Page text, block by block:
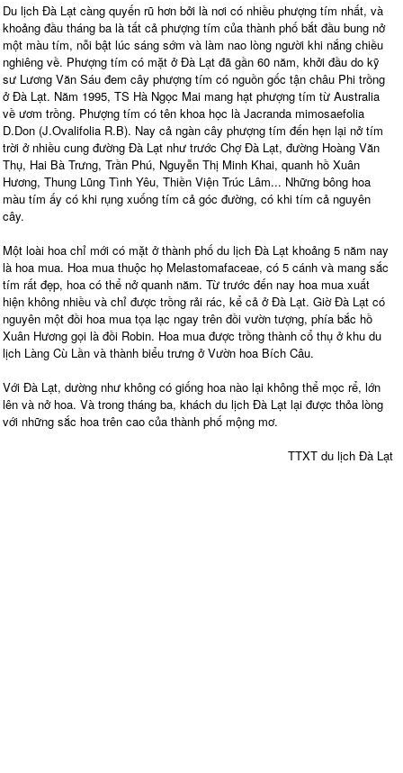
Du lịch Đà Lạt càng quyến rũ hơn bởi là nơi có nhiều phượng tím nhất, và
khoảng đầu tháng ba là tất cả phượng tím của thành phố bắt đầu bung nở
một màu tím, nỗi bật lúc sáng sớm và làm nao lòng người khi nắng chiều
nghiêng về. Phượng tím có mặt ở Đà Lạt đã gần 60 năm, khởi đầu do kỹ
sư Lương Văn Sáu đem cây phượng tím có nguồn gốc tận châu Phi trồng
ở Đà Lạt. Năm 1995, TS Hà Ngọc Mai mang hạt phượng tím từ Australia
về ươm trồng. Phượng tím có tên khoa học là Jacranda mimosaefolia
D.Don (J.Ovalifolia R.B). Nay cả ngàn cây phượng tím đến hẹn lại nở tím
trời ở nhiều cung đường Đà Lạt như trước Chợ Đà Lạt, đường Hoàng Văn
Thụ, Hai Bà Trưng, Trần Phú, Nguyễn Thị Minh Khai, quanh hồ Xuân
Hương, Thung Lũng Tình Yêu, Thiền Viện Trúc Lâm... Những bông hoa
màu tím ấy có khi rụng xuống tím cả góc đường, có khi tím cả nguyên
cây.
Một loài hoa chỉ mới có mặt ở thành phố du lịch Đà Lạt khoảng 5 năm nay
là hoa mua. Hoa mua thuộc họ Melastomafaceae, có 5 cánh và mang sắc
tím rất đẹp, hoa có thể nở quanh năm. Từ trước đến nay hoa mua xuất
hiện không nhiều và chỉ được trồng rải rác, kể cả ở Đà Lạt. Giờ Đà Lạt có
nguyên một đồi hoa mua tọa lạc ngay trên đồi vườn tượng, phía bắc hồ
Xuân Hương gọi là đồi Robin. Hoa mua được trồng thành cổ thụ ở khu du
lịch Làng Cù Lần và thành biểu trưng ở Vườn hoa Bích Câu.
Với Đà Lạt, dường như không có giống hoa nào lại không thể mọc rể, lớn
lên và nở hoa. Và trong tháng ba, khách du lịch Đà Lạt lại được thỏa lòng
với những sắc hoa trên cao của thành phố mộng mơ.
TTXT du lịch Đà Lạt